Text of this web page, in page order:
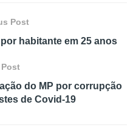
Post
habitante em 25 anos
Post
do MP por corrupção
de Covid-19